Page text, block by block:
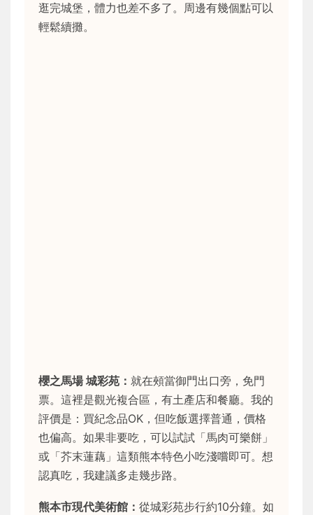
逛完城堡，體力也差不多了。周邊有幾個點可以
輕鬆續攤。
櫻之馬場 城彩苑： 就在頰當御門出口旁，免門
票。這裡是觀光複合區，有土產店和餐廳。我的
評價是：買紀念品OK，但吃飯選擇普通，價格
也偏高。如果非要吃，可以試試「馬肉可樂餅」
或「芥末蓮藕」這類熊本特色小吃淺嚐即可。想
認真吃，我建議多走幾步路。
熊本市現代美術館： 從城彩苑步行約10分鐘。如